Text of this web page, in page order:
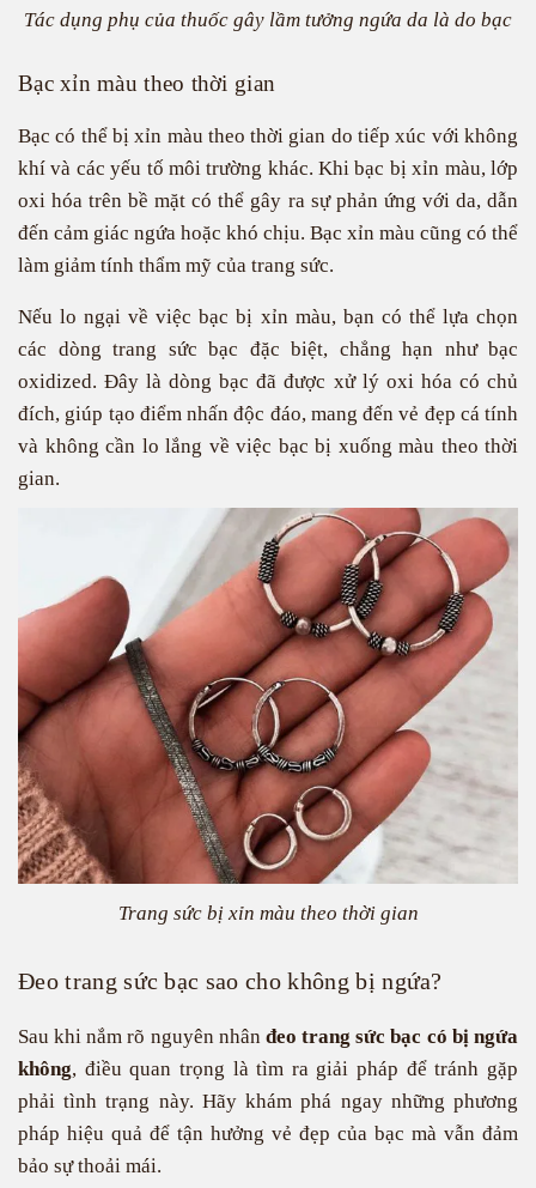
Tác dụng phụ của thuốc gây lầm tưởng ngứa da là do bạc
Bạc xỉn màu theo thời gian
Bạc có thể bị xỉn màu theo thời gian do tiếp xúc với không
khí và các yếu tố môi trường khác. Khi bạc bị xỉn màu, lớp
oxi hóa trên bề mặt có thể gây ra sự phản ứng với da, dẫn
đến cảm giác ngứa hoặc khó chịu. Bạc xỉn màu cũng có thể
làm giảm tính thẩm mỹ của trang sức.
Nếu lo ngại về việc bạc bị xỉn màu, bạn có thể lựa chọn
các dòng trang sức bạc đặc biệt, chẳng hạn như bạc
oxidized. Đây là dòng bạc đã được xử lý oxi hóa có chủ
đích, giúp tạo điểm nhấn độc đáo, mang đến vẻ đẹp cá tính
và không cần lo lắng về việc bạc bị xuống màu theo thời
gian.
Trang sức bị xỉn màu theo thời gian
Đeo trang sức bạc sao cho không bị ngứa?
Sau khi nắm rõ nguyên nhân đeo trang sức bạc có bị ngứa
không, điều quan trọng là tìm ra giải pháp để tránh gặp
phải tình trạng này. Hãy khám phá ngay những phương
pháp hiệu quả để tận hưởng vẻ đẹp của bạc mà vẫn đảm
bảo sự thoải mái.